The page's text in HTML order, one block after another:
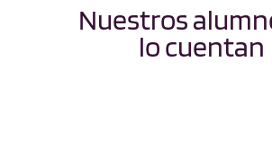
Nuestros
lo cuentan